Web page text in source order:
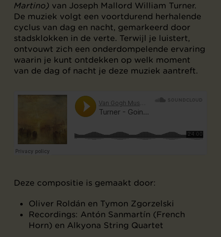
Martino) van Joseph Mallord William Turner.
De muziek volgt een voortdurend herhalende
cyclus van dag en nacht, gemarkeerd door
stadsklokken in de verte. Terwijl je luistert,
ontvouwt zich een onderdompelende ervaring
waarin je kunt ontdekken op welk moment
van de dag of nacht je deze muziek aantreft.
Deze compositie is gemaakt door:
Oliver Roldán en Tymon Zgorzelski
Recordings: Antón Sanmartín (French
Horn) en Alkyona String Quartet